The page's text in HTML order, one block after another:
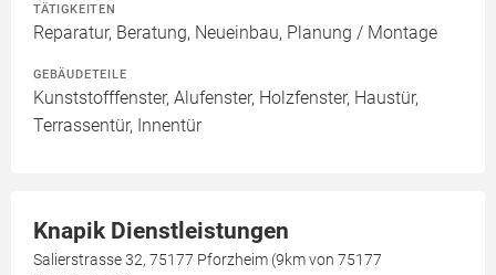
TÄTIGKEITEN
Reparatur, Beratung, Neueinbau, Planung / Montage
GEBÄUDETEILE
Kunststofffenster, Alufenster, Holzfenster, Haustür,
Terrassentür, Innentür
Knapik Dienstleistungen
Salierstrasse 32, 75177 Pforzheim (9km von 75177